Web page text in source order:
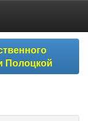
Полоцкой